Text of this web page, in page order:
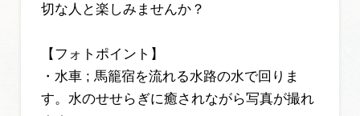
切な人と楽しみませんか？
【フォトポイント】
・水車 ; 馬籠宿を流れる水路の水で回りま
す。水のせせらぎに癒されながら写真が撮れ